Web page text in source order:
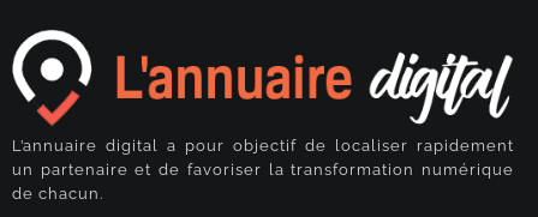
L’annuaire digital a pour objectif de localiser rapidement
un partenaire et de favoriser la transformation numérique
de chacun.